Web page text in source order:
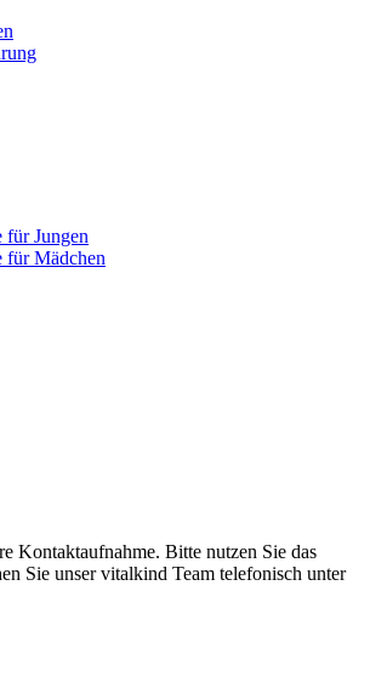
für Jungen
für Mädchen
Kontaktaufnahme. Bitte nutzen Sie das
Sie unser vitalkind Team telefonisch unter